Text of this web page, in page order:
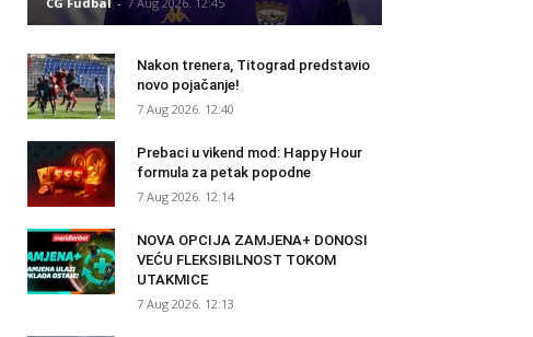
Nakon trenera, Titograd predstavio
novo pojačanje!
7 Aug 2026. 12:40
Prebaci u vikend mod: Happy Hour
formula za petak popodne
7 Aug 2026. 12:14
NOVA OPCIJA ZAMJENA+ DONOSI
VEĆU FLEKSIBILNOST TOKOM
UTAKMICE
7 Aug 2026. 12:13